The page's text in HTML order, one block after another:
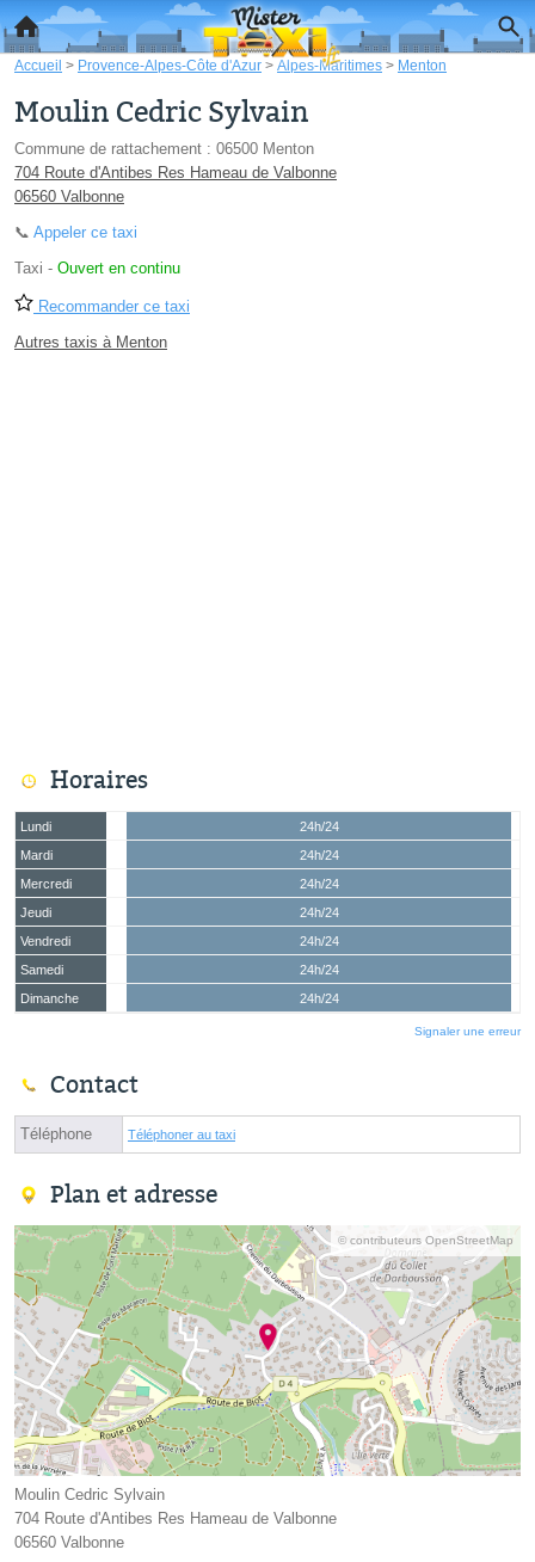
Accueil > Provence-Alpes-Côte d'Azur > Alpes-Maritimes > Menton
Moulin Cedric Sylvain
Commune de rattachement : 06500 Menton
704 Route d'Antibes Res Hameau de Valbonne
06560 Valbonne
📞 Appeler ce taxi
Taxi - Ouvert en continu
Recommander ce taxi
Autres taxis à Menton
Horaires
Lundi
24h/24
Mardi
24h/24
Mercredi
24h/24
Jeudi
24h/24
Vendredi
24h/24
Samedi
24h/24
Dimanche
24h/24
Signaler une erreur
Contact
Téléphone Téléphoner au taxi
Plan et adresse
© contributeurs OpenStreetMap
Moulin Cedric Sylvain
704 Route d'Antibes Res Hameau de Valbonne
06560 Valbonne